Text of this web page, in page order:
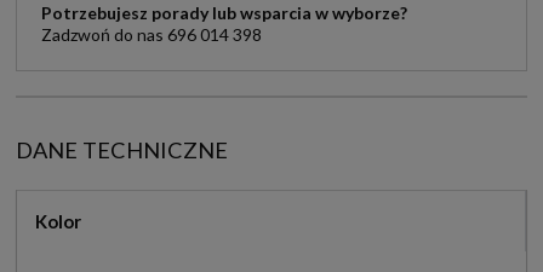
Potrzebujesz porady lub wsparcia w wyborze?
Zadzwoń do nas 696 014 398
DANE TECHNICZNE
Kolor